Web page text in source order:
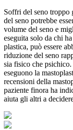
Soffri del seno troppo
del seno potrebbe
volume del seno e
eseguita solo da chi
plastica, può essere
riduzione del seno
sia fisico che
eseguono la
recensioni della
paziente finora ha
aiuta gli altri a